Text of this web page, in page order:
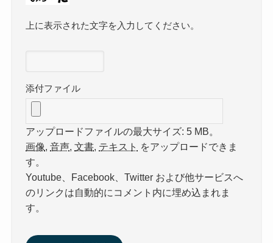
上に表示された文字を入力してください。
添付ファイル
アップロードファイルの最大サイズ: 5 MB。
画像,音声,文書, テキスト をアップロードできま
す。
Youtube、Facebook、Twitter および他サービスへ
のリンクは自動的にコメント内に埋め込まれま
す。